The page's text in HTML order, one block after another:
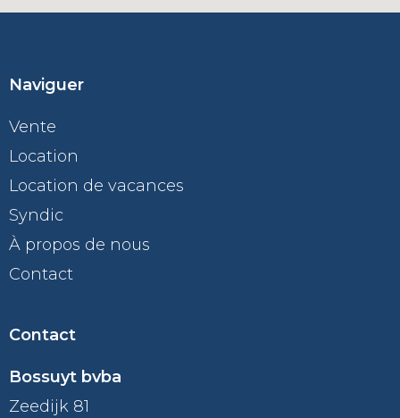
Naviguer
Vente
Location
Location de vacances
Syndic
À propos de nous
Contact
Contact
Bossuyt bvba
Zeedijk 81